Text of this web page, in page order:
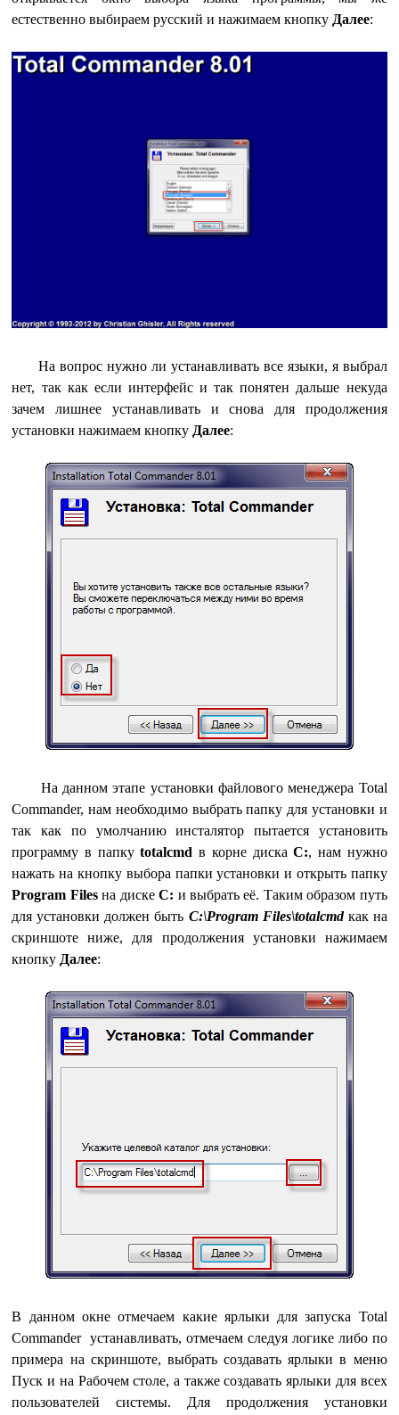
естественно выбираем русский и нажимаем кнопку Далее:
На вопрос нужно ли устанавливать все языки, я выбрал
нет, так как если интерфейс и так понятен дальше некуда
зачем лишнее устанавливать и снова для продолжения
установки нажимаем кнопку Далее:
На данном этапе установки файлового менеджера Total
Commander, нам необходимо выбрать папку для установки и
так как по умолчанию инсталятор пытается установить
программу в папкуtotalcmdв корне дискаС:, нам нужно
нажать на кнопку выбора папки установки и открыть папку
Program Filesна дискеС: и выбрать её. Таким образом путь
для установки должен быть C:\Program Files\totalcmd как на
скриншоте ниже, для продолжения установки нажимаем
кнопку Далее:
В данном окне отмечаем какие ярлыки для запуска Total
Commander устанавливать, отмечаем следуя логике либо по
примера на скриншоте, выбрать создавать ярлыки в меню
Пуск и на Рабочем столе, а также создавать ярлыки для всех
пользователей системы. Для продолжения установки